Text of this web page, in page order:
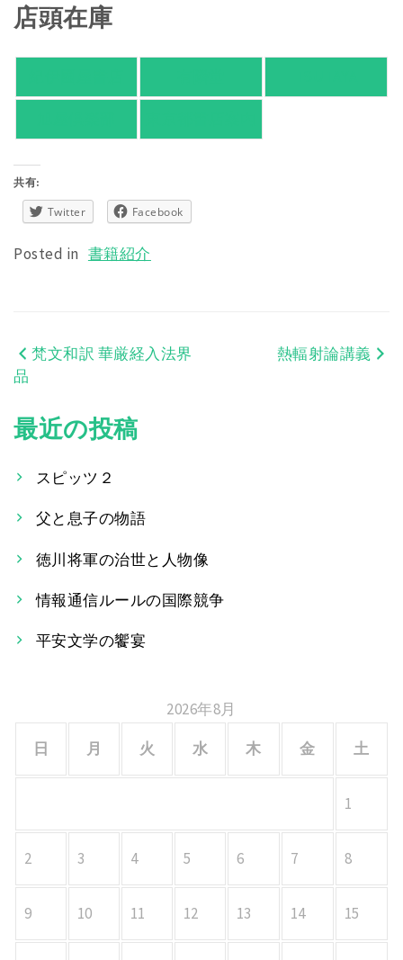
店頭在庫
共有:
Twitter Facebook
Posted in 書籍紹介
投
ナ
ビ
シ
ョ
ン
梵文和訳 華厳経入法界
品
熱輻射論講義
最近の投稿
スピッツ２
父と息子の物語
徳川将軍の治世と人物像
情報通信ルールの国際競争
平安文学の饗宴
2026年8月
日
月 火 水 木 金 土
1
2 3 4 5 6 7 8
9 10 11 12 13 14 15